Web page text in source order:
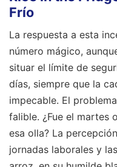
Frío
La respuesta a esta
número mágico,
situar el límite de
días, siempre que la
impecable. El
falible. ¿Fue el martes
esa olla? La
jornadas laborales y